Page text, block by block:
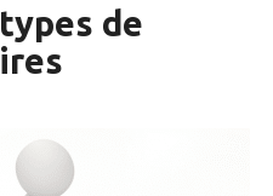
de